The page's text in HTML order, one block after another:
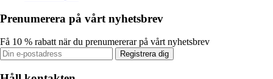
Prenumerera på vårt nyhetsbrev
Få 10 % rabatt när du prenumererar på vårt nyhetsbrev
Registrera dig